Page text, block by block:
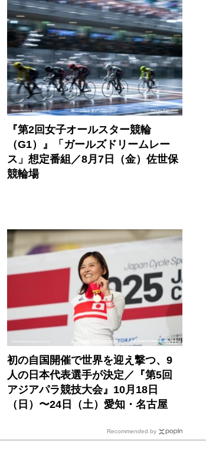
『第2回女子オールスター競輪
（G1）』「ガールズドリームレー
ス」想定番組／8月7日（金）佐世保
競輪場
初の自国開催で世界を迎え撃つ、9
人の日本代表選手が決定／『第5回
アジアパラ競技大会』10月18日
（日）〜24日（土）愛知・名古屋
Recommended by